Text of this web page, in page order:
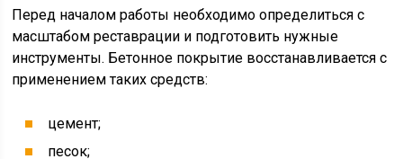
Перед началом работы необходимо определиться с
масштабом реставрации и подготовить нужные
инструменты. Бетонное покрытие восстанавливается с
применением таких средств:
цемент;
песок;